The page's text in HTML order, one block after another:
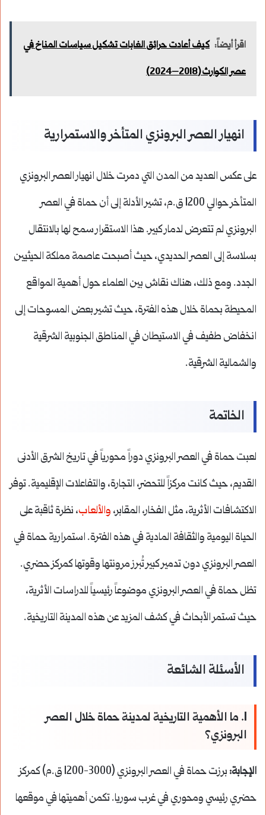
اقرأ أيضاً: كيف أعادت حرائق الغابات تشكيل سياسات المناخ في
عصر الكوارث (2018–2024)
انهيار العصر البرونزي المتأخر والاستمرارية
على عكس العديد من المدن التي دمرت خلال انهيار العصر البرونزي
المتأخر حوالي 1200 ق.م، تشير الأدلة إلى أن حماة في العصر
البرونزي لم تتعرض لدمار كبير. هذا الاستقرار سمح لها بالانتقال
بسلاسة إلى العصر الحديدي، حيث أصبحت عاصمة مملكة الحيثيين
الجدد. ومع ذلك، هناك نقاش بين العلماء حول أهمية المواقع
المحيطة بحماة خلال هذه الفترة، حيث تشير بعض المسوحات إلى
انخفاض طفيف في الاستيطان في المناطق الجنوبية الشرقية
والشمالية الشرقية.
الخاتمة
لعبت حماة في العصر البرونزي دوراً محورياً في تاريخ الشرق الأدنى
القديم، حيث كانت مركزاً للتحضر، التجارة، والتفاعلات الإقليمية. توفر
الاكتشافات الأثرية، مثل الفخار، المقابر، والألعاب، نظرة ثاقبة على
الحياة اليومية والثقافة المادية في هذه الفترة. استمرارية حماة في
العصر البرونزي دون تدمير كبير تُبرز مرونتها وقوتها كمركز حضري.
تظل حماة في العصر البرونزي موضوعاً رئيسياً للدراسات الأثرية،
حيث تستمر الأبحاث في كشف المزيد عن هذه المدينة التاريخية.
الأسئلة الشائعة
1. ما الأهمية التاريخية لمدينة حماة خلال العصر
البرونزي؟
الإجابة:
برزت حماة في العصر البرونزي (3000-1200 ق.م) كمركز
حضري رئيسي ومحوري في غرب سوريا. تكمن أهميتها في موقعها